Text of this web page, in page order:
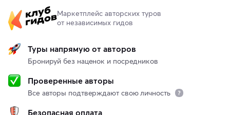
Маркетплейс авторских туров
от независимых гидов
Туры напрямую от авторов
Бронируй без наценок и посредников
Проверенные авторы
Все авторы подтверждают свою личность
Безопасная оплата